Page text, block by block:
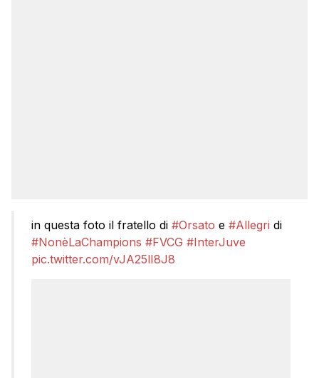
in questa foto il fratello di #Orsato e #Allegri di
#NonèLaChampions #FVCG #InterJuve
pic.twitter.com/vJA25lI8J8